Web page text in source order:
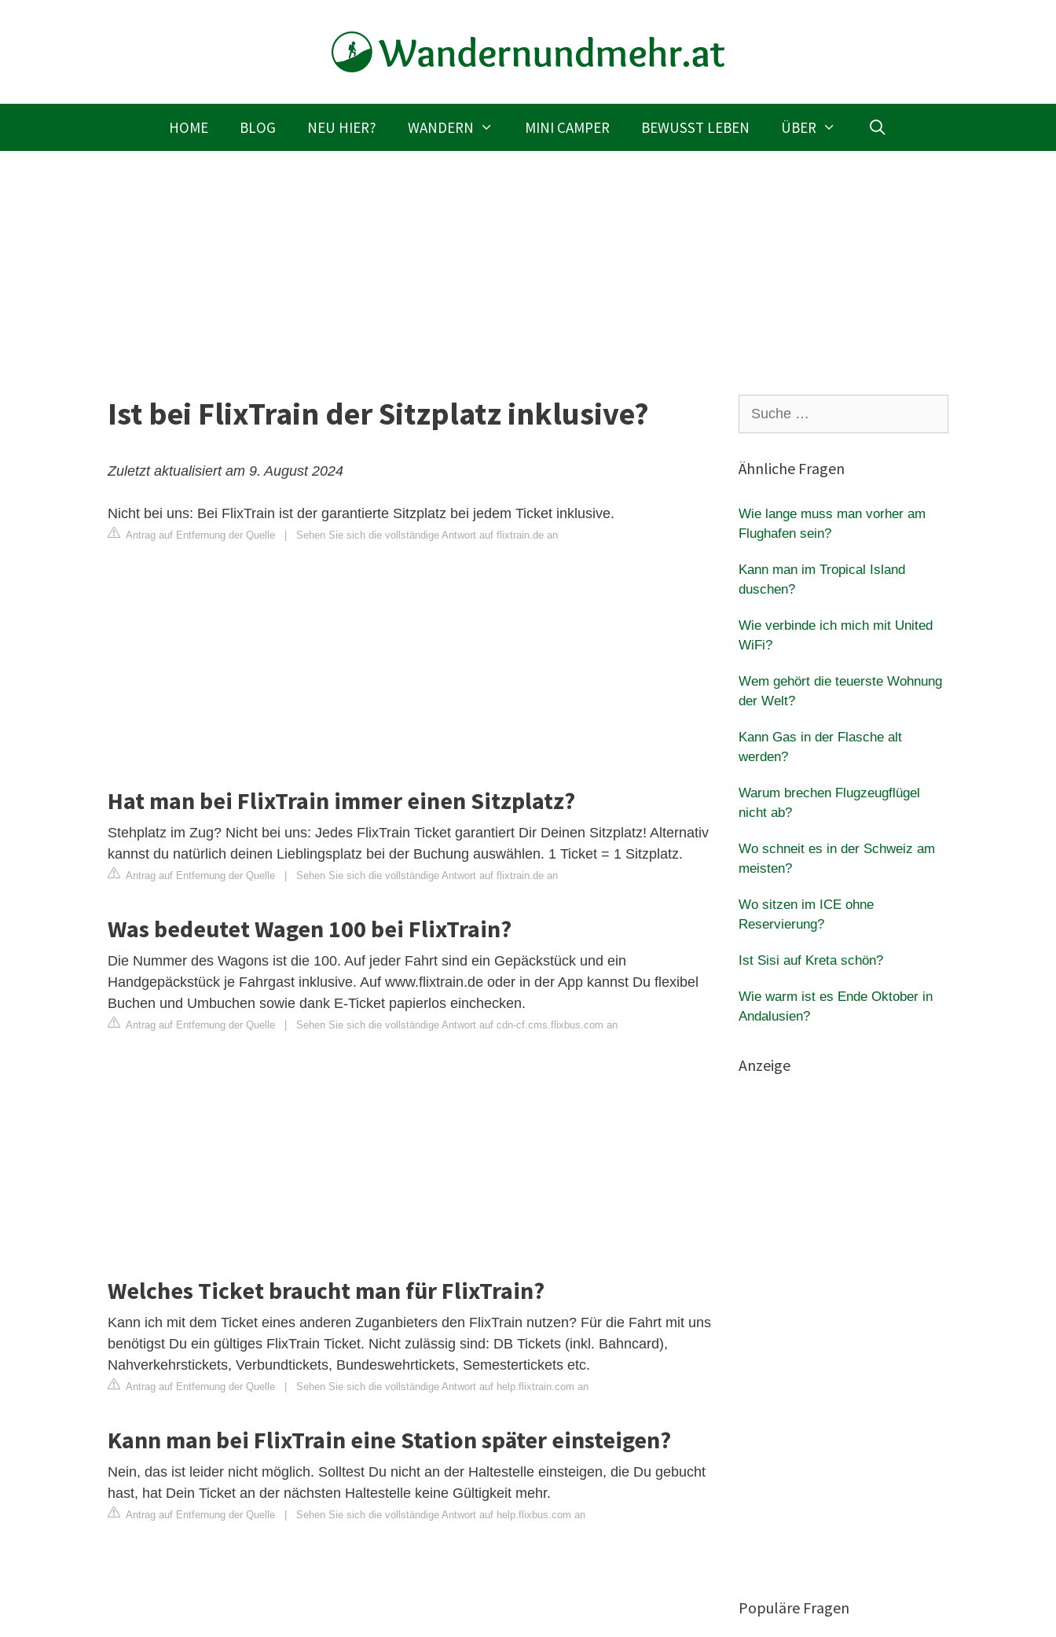
HOME BLOG NEU HIER? WANDERN MINI CAMPER BEWUSST LEBEN ÜBER
Ist bei FlixTrain der Sitzplatz inklusive?
Zuletzt aktualisiert am 9. August 2024
Nicht bei uns: Bei FlixTrain ist der garantierte Sitzplatz bei jedem Ticket inklusive.
Antrag auf Entfernung der Quelle Sehen Sie sich die vollständige Antwort auf flixtrain.de an
Hat man bei FlixTrain immer einen Sitzplatz?
Stehplatz im Zug? Nicht bei uns: Jedes FlixTrain Ticket garantiert Dir Deinen Sitzplatz! Alternativ
kannst du natürlich deinen Lieblingsplatz bei der Buchung auswählen. 1 Ticket = 1 Sitzplatz.
Antrag auf Entfernung der Quelle Sehen Sie sich die vollständige Antwort auf flixtrain.de an
Was bedeutet Wagen 100 bei FlixTrain?
Die Nummer des Wagons ist die 100. Auf jeder Fahrt sind ein Gepäckstück und ein
Handgepäckstück je Fahrgast inklusive. Auf www.flixtrain.de oder in der App kannst Du flexibel
Buchen und Umbuchen sowie dank E-Ticket papierlos einchecken.
Antrag auf Entfernung der Quelle Sehen Sie sich die vollständige Antwort auf cdn-cf.cms.flixbus.com an
Welches Ticket braucht man für FlixTrain?
Kann ich mit dem Ticket eines anderen Zuganbieters den FlixTrain nutzen? Für die Fahrt mit uns
benötigst Du ein gültiges FlixTrain Ticket. Nicht zulässig sind: DB Tickets (inkl. Bahncard),
Nahverkehrstickets, Verbundtickets, Bundeswehrtickets, Semestertickets etc.
Antrag auf Entfernung der Quelle Sehen Sie sich die vollständige Antwort auf help.flixtrain.com an
Kann man bei FlixTrain eine Station später einsteigen?
Nein, das ist leider nicht möglich. Solltest Du nicht an der Haltestelle einsteigen, die Du gebucht
hast, hat Dein Ticket an der nächsten Haltestelle keine Gültigkeit mehr.
Antrag auf Entfernung der Quelle Sehen Sie sich die vollständige Antwort auf help.flixbus.com an
nach:
Ähnliche Fragen
Wie lange muss man vorher am
Flughafen sein?
Kann man im Tropical Island
duschen?
Wie verbinde ich mich mit United
WiFi?
Wem gehört die teuerste Wohnung
der Welt?
Kann Gas in der Flasche alt
werden?
Warum brechen Flugzeugflügel
nicht ab?
Wo schneit es in der Schweiz am
meisten?
Wo sitzen im ICE ohne
Reservierung?
Ist Sisi auf Kreta schön?
Wie warm ist es Ende Oktober in
Andalusien?
Anzeige
Populäre Fragen